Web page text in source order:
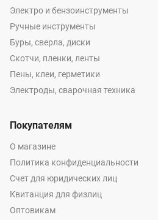
Электро и бензоинструменты
Ручные инструменты
Буры, сверла, диски
Скотчи, пленки, ленты
Пены, клеи, герметики
Электроды, сварочная техника
Покупателям
О магазине
Политика конфиденциальности
Счет для юридических лиц
Квитанция для физлиц
Оптовикам